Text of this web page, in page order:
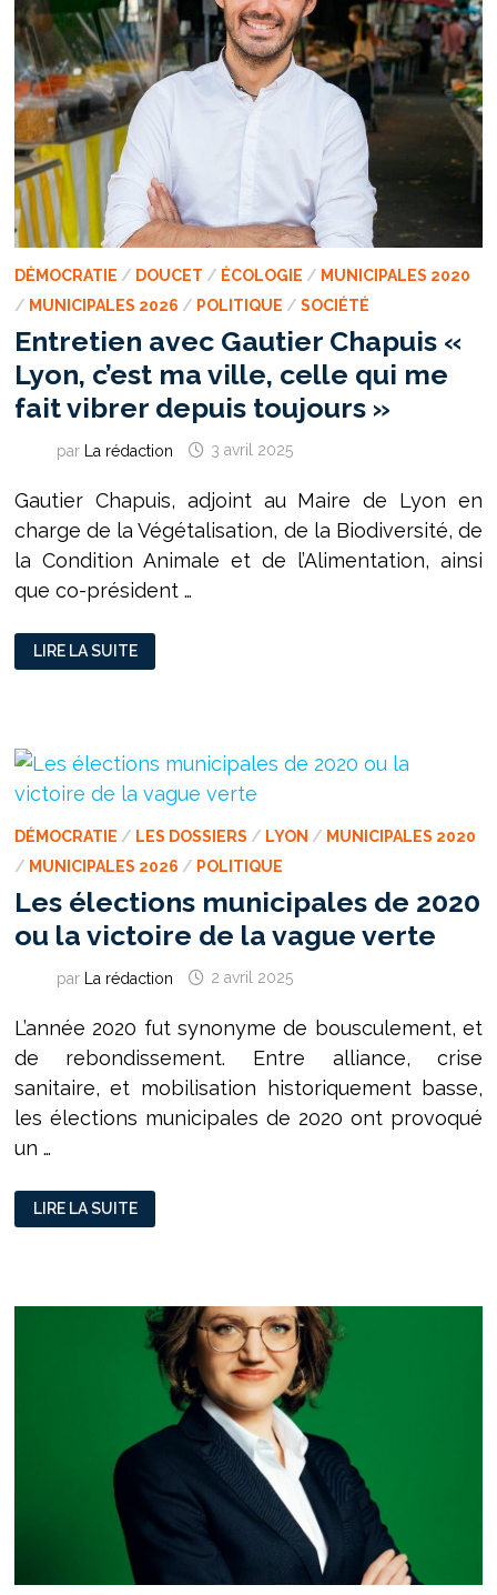
EST
ENSEMBLE,
ON
GAGNE.
»
DÉMOCRATIE / DOUCET / ÉCOLOGIE / MUNICIPALES 2020
/ MUNICIPALES 2026 / POLITIQUE / SOCIÉTÉ
Entretien avec Gautier Chapuis «
Lyon, c’est ma ville, celle qui me
fait vibrer depuis toujours »
par La rédaction 3 avril 2025
Gautier Chapuis, adjoint au Maire de Lyon en
charge de la Végétalisation, de la Biodiversité, de
la Condition Animale et de l’Alimentation, ainsi
que co-président …
ENTRETIEN
AVEC
GAUTIER
MA
VILLE,
CELLE
QUI
FAIT
VIBRER
DEPUIS
TOUJOURS
LIRE LA SUITE
DÉMOCRATIE / LES DOSSIERS / LYON / MUNICIPALES 2020
/ MUNICIPALES 2026 / POLITIQUE
Les élections municipales de 2020
ou la victoire de la vague verte
par La rédaction 2 avril 2025
L’année 2020 fut synonyme de bousculement, et
de rebondissement. Entre alliance, crise
sanitaire, et mobilisation historiquement basse,
les élections municipales de 2020 ont provoqué
un …
LES
ÉLECTIONS
MUNICIPALES
VICTOIRE
LIRE LA SUITE